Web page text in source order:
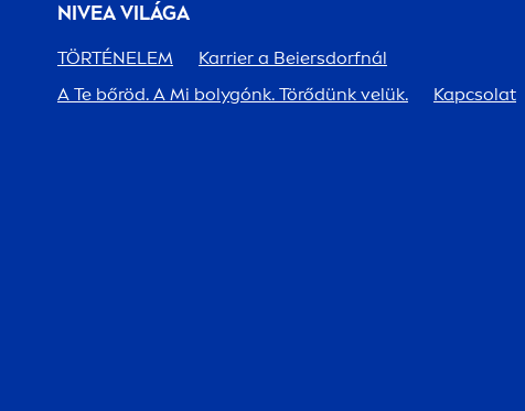
NIVEAVILÁGA
TÖRTÉNELEM
Karrier a Beiersdorfnál
A Te bőröd. A Mi bolygónk. Törődünk velük.
Kapcsolat